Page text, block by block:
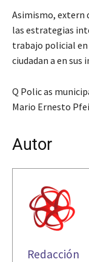
Asimismo, extern
las estrategias
trabajo policial en
ciudadan a en sus
Q Polic as
Mario Ernesto
Autor
Redacción